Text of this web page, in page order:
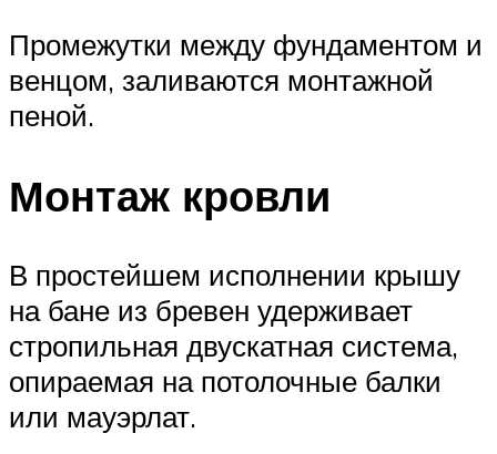
Промежутки между фундаментом и
венцом, заливаются монтажной
пеной.
Монтаж кровли
В простейшем исполнении крышу
на бане из бревен удерживает
стропильная двускатная система,
опираемая на потолочные балки
или мауэрлат.